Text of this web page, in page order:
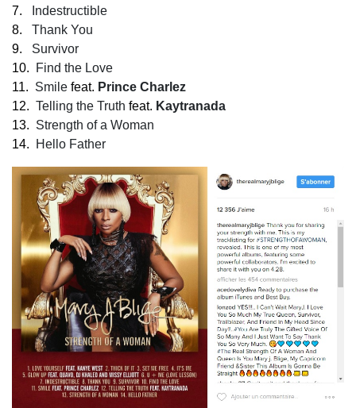
7.
Indestructible
8. Thank You
9. Survivor
10.
Find the Love
11. Smile feat. Prince Charlez
12. Telling the Truth feat. Kaytranada
13. Strength of a Woman
14.
Hello Father